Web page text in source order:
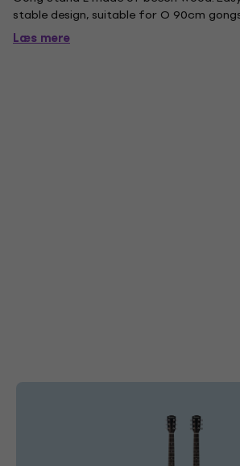
stable design, suitable for O 90cm
Læs mere